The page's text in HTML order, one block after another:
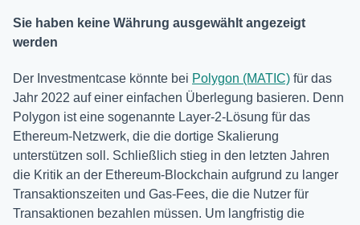
Sie haben keine Währung ausgewählt angezeigt
werden
Der Investmentcase könnte bei Polygon (MATIC) für das
Jahr 2022 auf einer einfachen Überlegung basieren. Denn
Polygon ist eine sogenannte Layer-2-Lösung für das
Ethereum-Netzwerk, die die dortige Skalierung
unterstützen soll. Schließlich stieg in den letzten Jahren
die Kritik an der Ethereum-Blockchain aufgrund zu langer
Transaktionszeiten und Gas-Fees, die die Nutzer für
Transaktionen bezahlen müssen. Um langfristig die